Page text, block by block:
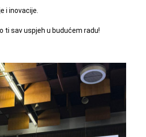
i inovacije.
ti sav uspjeh u budućem radu!